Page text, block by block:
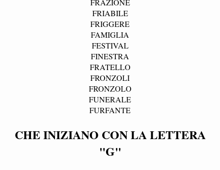
FRAZIONE
FRIABILE
FRIGGERE
FAMIGLIA
FESTIVAL
FINESTRA
FRATELLO
FRONZOLI
FRONZOLO
FUNERALE
FURFANTE
CHE INIZIANO CON LA LETTERA
"G"